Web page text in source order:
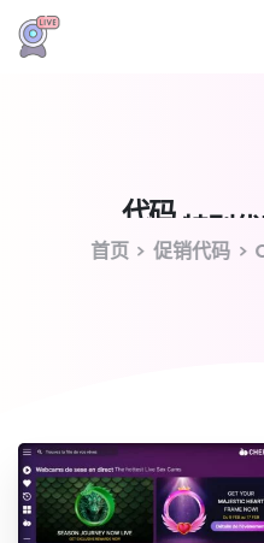
代码
首页 促销代码